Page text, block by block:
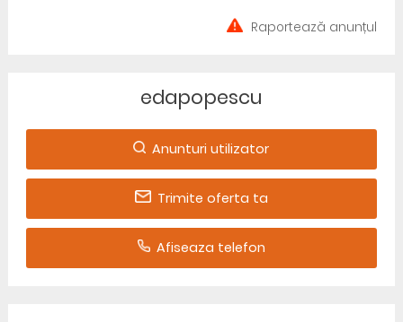
Raportează anunțul
edapopescu
Anunturi utilizator
Trimite oferta ta
Afiseaza telefon